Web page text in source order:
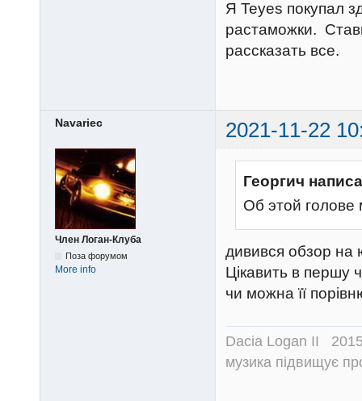
Я Teyes покупал
растаможки.
рассказать все.
Navariec 2021-11-22
Член Логан-Клуба
Поза форумом
More info
Георгич
Об этой голове
дивився обзор на
Цікавить в першу
чи можна її
Dacia Logan II
музика підвищує